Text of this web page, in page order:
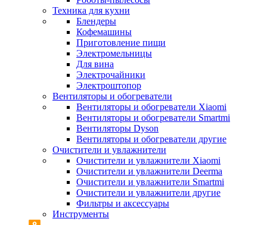
Техника для кухни
Блендеры
Кофемашины
Приготовление пищи
Электромельницы
Для вина
Электрочайники
Электроштопор
Вентиляторы и обогреватели
Вентиляторы и обогреватели Xiaomi
Вентиляторы и обогреватели Smartmi
Вентиляторы Dyson
Вентиляторы и обогреватели другие
Очистители и увлажнители
Очистители и увлажнители Xiaomi
Очистители и увлажнители Deerma
Очистители и увлажнители Smartmi
Очистители и увлажнители другие
Фильтры и аксессуары
Инструменты